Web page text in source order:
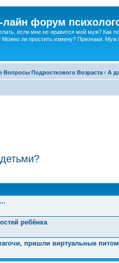
форум
если мне не нравится мой муж? Как
Можно ли простить измену? Признаки. Муж
Вопросы Подросткового Возраста ‹ А
ребёнка
пришли виртуальные